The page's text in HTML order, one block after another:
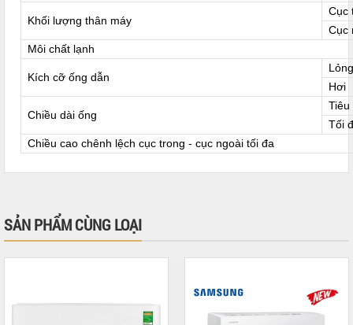
Khối lượng thân máy
Cục
Cục
Môi chất lạnh
Kích cỡ ống dẫn
Lỏng
Hơi
Chiều dài ống
Tiêu
Tối
Chiều cao chênh lệch cục trong - cục ngoài tối đa
SẢN PHẨM CÙNG LOẠI